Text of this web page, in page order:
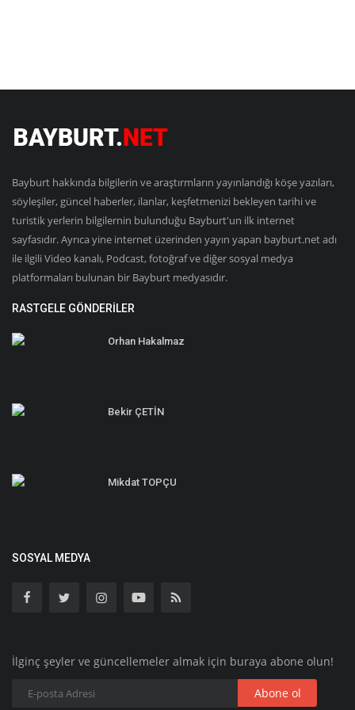
Bayburt hakkında bilgilerin ve araştırmların yayınlandığı köşe yazıları,
söyleşiler, güncel haberler, ilanlar, keşfetmenizi bekleyen tarihi ve
turistik yerlerin bilgilernin bulunduğu Bayburt'un ilk internet
sayfasıdır. Ayrıca yine internet üzerinden yayın yapan bayburt.net adı
ile ilgili Video kanalı, Podcast, fotoğraf ve diğer sosyal medya
platformaları bulunan bir Bayburt medyasıdır.
RASTGELE GÖNDERILER
Orhan Hakalmaz
Bekir ÇETİN
Mikdat TOPÇU
SOSYAL MEDYA
İlginç şeyler ve güncellemeler almak için buraya abone olun!
Abone ol